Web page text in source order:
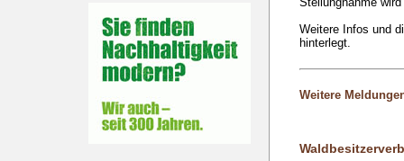
Weitere Infos und
hinterlegt.
Weitere